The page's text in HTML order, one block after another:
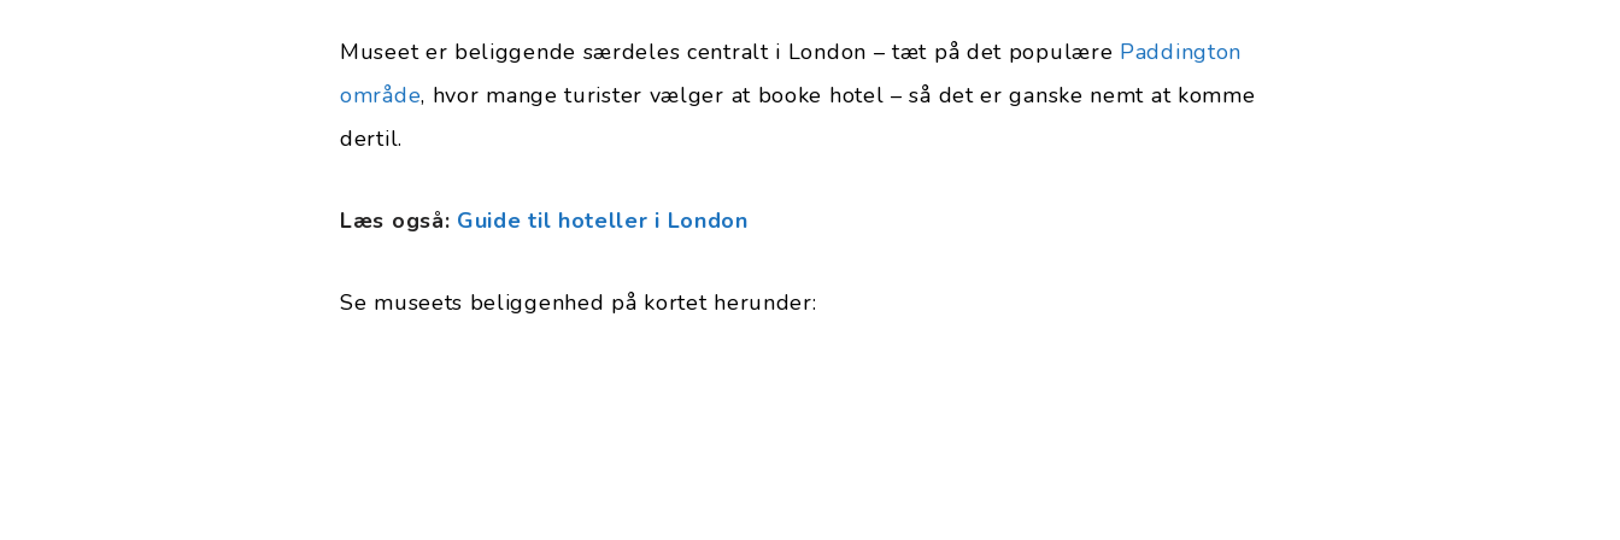
Museet er beliggende særdeles centralt i London – tæt på det populære Paddington
område, hvor mange turister vælger at booke hotel – så det er ganske nemt at komme
dertil.
Læs også: Guide til hoteller i London
Se museets beliggenhed på kortet herunder: